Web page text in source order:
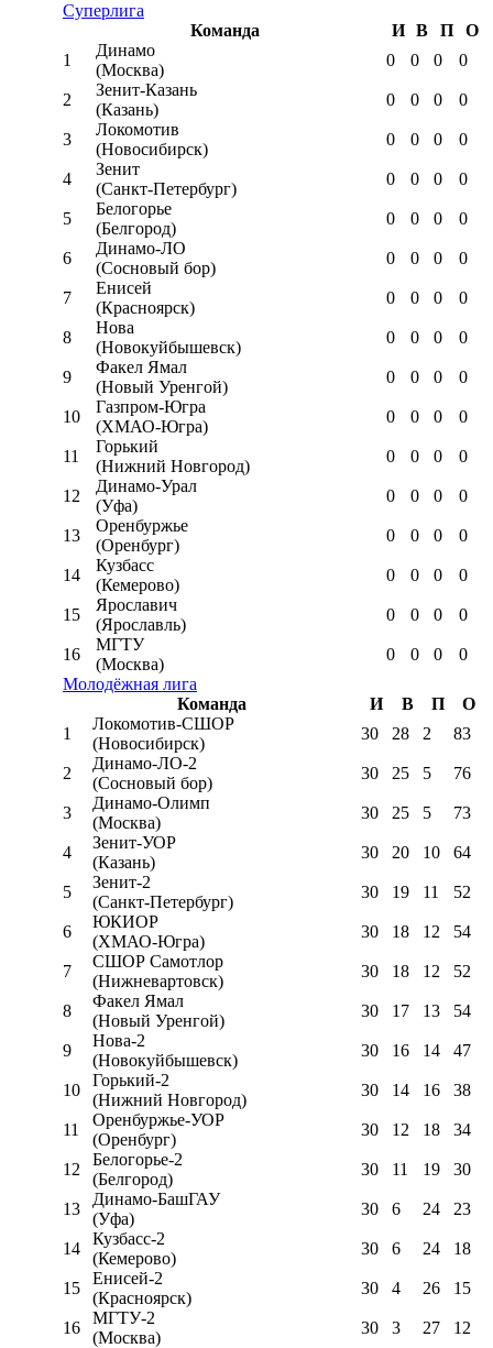
Суперлига
Команда
И В П
О
1
Динамо
(Москва)
0 0 0 0
2
Зенит-Казань
(Казань)
0 0 0 0
3
Локомотив
(Новосибирск)
0 0 0 0
4
Зенит
(Санкт-Петербург)
0 0 0 0
5
Белогорье
(Белгород)
0 0 0 0
6
Динамо-ЛО
(Сосновый бор)
0 0 0 0
7
Енисей
(Красноярск)
0 0 0 0
8
Нова
(Новокуйбышевск)
0 0 0 0
9
Факел Ямал
(Новый Уренгой)
0 0 0 0
10
Газпром-Югра
(ХМАО-Югра)
0 0 0 0
11
Горький
(Нижний Новгород)
0 0 0 0
12
Динамо-Урал
(Уфа)
0 0 0 0
13
Оренбуржье
(Оренбург)
0 0 0 0
14
Кузбасс
(Кемерово)
0 0 0 0
15
Ярославич
(Ярославль)
0 0 0 0
16
МГТУ
(Москва)
0 0 0
0
Молодёжная лига
Команда
И В П
О
1
Локомотив-CШОР
(Новосибирск)
30 28 2 83
2
Динамо-ЛО-2
(Сосновый бор)
30 25 5 76
3
Динамо-Олимп
(Москва)
30 25 5 73
4
Зенит-УОР
(Казань)
30 20 10 64
5
Зенит-2
(Санкт-Петербург)
30 19 11 52
6
ЮКИОР
(ХМАО-Югра)
30 18 12 54
7
СШОР Самотлор
(Нижневартовск)
30 18 12 52
8
Факел Ямал
(Новый Уренгой)
30 17 13 54
9
Нова-2
(Новокуйбышевск)
30 16 14 47
10
Горький-2
(Нижний Новгород)
30 14 16 38
11
Оренбуржье-УОР
(Оренбург)
30 12 18 34
12
Белогорье-2
(Белгород)
30 11 19 30
13
Динамо-БашГАУ
(Уфа)
30 6 24 23
14
Кузбасс-2
(Кемерово)
30 6 24 18
15
Енисей-2
(Красноярск)
30 4 26 15
16
МГТУ-2
(Москва)
30 3 27 12